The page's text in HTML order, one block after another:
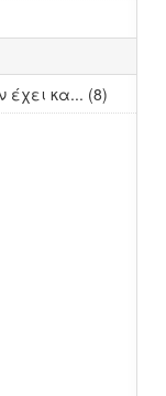
έχει κα... (8)